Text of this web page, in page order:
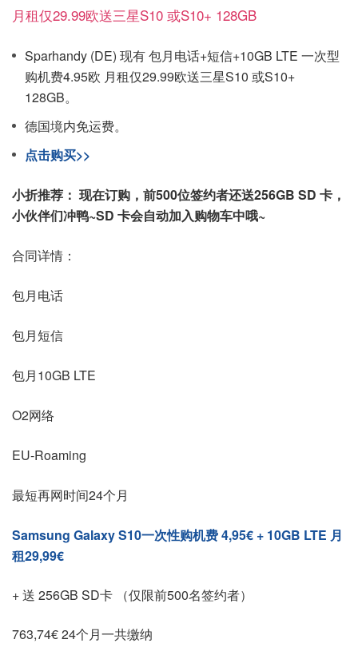
月租仅29.99欧送三星S10 或S10+ 128GB
Sparhandy (DE) 现有 包月电话+短信+10GB LTE 一次型
购机费4.95欧 月租仅29.99欧送三星S10 或S10+
128GB。
德国境内免运费。
点击购买>>
小折推荐： 现在订购，前500位签约者还送256GB SD 卡，
小伙伴们冲鸭~SD 卡会自动加入购物车中哦~
合同详情：
包月电话
包月短信
包月10GB LTE
O2网络
EU-Roaming
最短再网时间24个月
Samsung Galaxy S10一次性购机费 4,95€ + 10GB LTE 月
租29,99€
+ 送 256GB SD卡 （仅限前500名签约者）
763,74€ 24个月一共缴纳